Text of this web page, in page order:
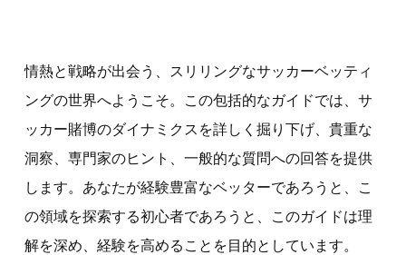
情熱と戦略が出会う、スリリングなサッカーベッティ
ングの世界へようこそ。この包括的なガイドでは、サ
ッカー賭博のダイナミクスを詳しく掘り下げ、貴重な
洞察、専門家のヒント、一般的な質問への回答を提供
します。あなたが経験豊富なベッターであろうと、こ
の領域を探索する初心者であろうと、このガイドは理
解を深め、経験を高めることを目的としています。